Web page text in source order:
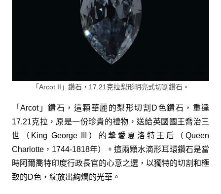
「Arcot II」鑽石，17.21克拉梨形明亮式切割鑽石。
「Arcot」鑽石，這顆華麗的梨形切割D色鑽石，重達
17.21克拉，原是一份珍貴的禮物，送給英國國王喬治三
世（King George III）的摯愛夏洛特王后（Queen
Charlotte，1744-1818年）。這兩顆水滴形耳環鑽石是當
時阿爾喬特印度行政長官的心意之選，以獨特的切割和極
致的D色，綻放出絢爛的光華。